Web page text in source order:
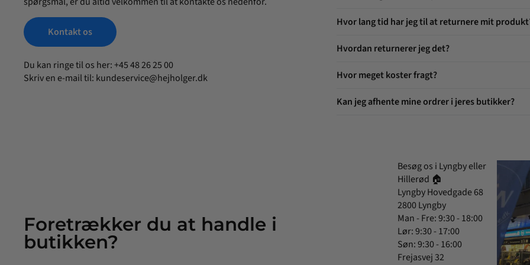
Kontakt os
Du kan ringe til os her: +45 48 26 25 00
Skriv en e-mail til: kundeservice@hejholger.dk
Hvor lang tid har jeg til at returnere mit
Hvordan returnerer jeg det?
Hvor meget koster fragt?
Kan jeg afhente mine ordrer i jeres butikker?
Foretrækker du at handle i
butikken?
Besøg os i Lyngby eller
Hillerød 🏠
Lyngby Hovedgade 68
2800 Lyngby
Man - Fre: 9:30 - 18:00
Lør: 9:30 - 17:00
Søn: 9:30 - 16:00
Frejasvej 32